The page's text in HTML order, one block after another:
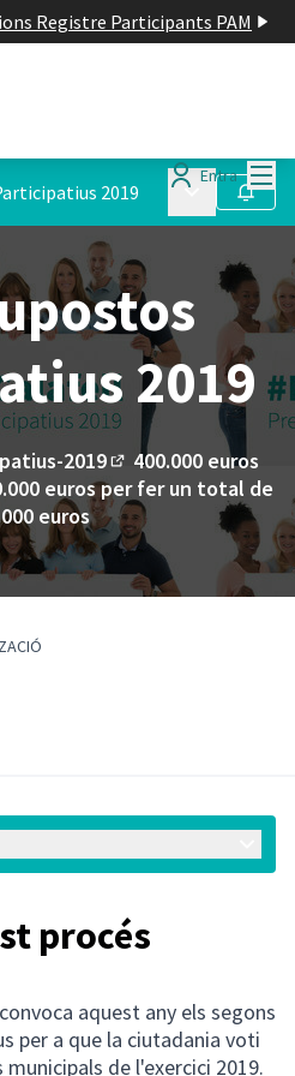
Registre Participants PAM
Entra
2019 Menú Seguir
2019
2019
(Enllaç extern)
400.000 euros
euros per fer un total de
euros
procés
aquest any els segons
per a que la ciutadania voti
de l'exercici 2019.